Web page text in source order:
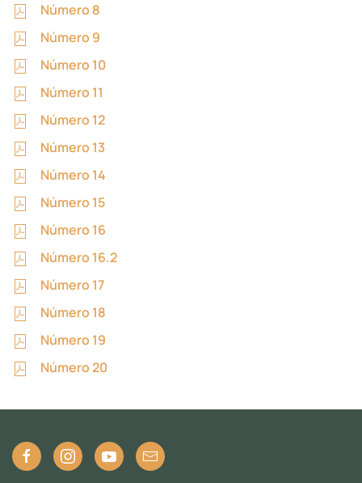
Número 8
Número 9
Número 10
Número 11
Número 12
Número 13
Número 14
Número 15
Número 16
Número 16.2
Número 17
Número 18
Número 19
Número 20